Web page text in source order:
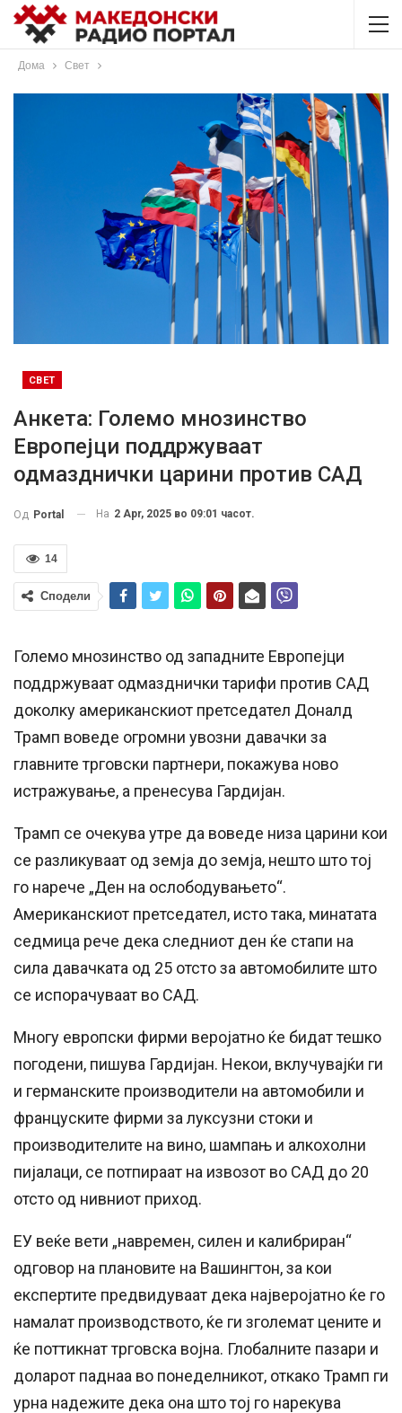
Дома Свет
СВЕТ
Анкета: Големо мнозинство
Европејци поддржуваат
одмазднички царини против САД
Од Portal На 2 Apr, 2025 во 09:01 часот.
14
Сподели
Големо мнозинство од западните Европејци
поддржуваат одмазднички тарифи против САД
доколку американскиот претседател Доналд
Трамп воведе огромни увозни давачки за
главните трговски партнери, покажува ново
истражување, а пренесува Гардијан.
Трамп се очекува утре да воведе низа царини кои
се разликуваат од земја до земја, нешто што тој
го нарече „Ден на ослободувањето“.
Американскиот претседател, исто така, минатата
седмица рече дека следниот ден ќе стапи на
сила давачката од 25 отсто за автомобилите што
се испорачуваат во САД.
Многу европски фирми веројатно ќе бидат тешко
погодени, пишува Гардијан. Некои, вклучувајќи ги
и германските производители на автомобили и
француските фирми за луксузни стоки и
производителите на вино, шампањ и алкохолни
пијалаци, се потпираат на извозот во САД до 20
отсто од нивниот приход.
ЕУ веќе вети „навремен, силен и калибриран“
одговор на плановите на Вашингтон, за кои
експертите предвидуваат дека најверојатно ќе го
намалат производството, ќе ги зголемат цените и
ќе поттикнат трговска војна. Глобалните пазари и
доларот паднаа во понеделникот, откако Трамп ги
урна надежите дека она што тој го нарекува